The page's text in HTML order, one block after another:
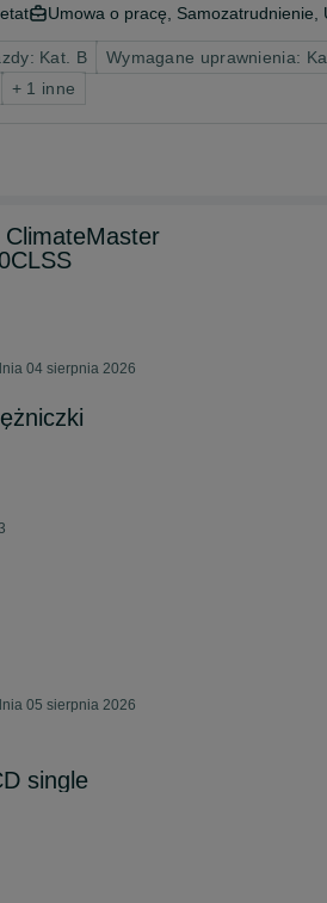
Umowa o pracę, Samozatrudnienie,
Kat. B
Wymagane uprawnienia:
+ 1 inne
ClimateMaster
04 sierpnia 2026
05 sierpnia 2026
single